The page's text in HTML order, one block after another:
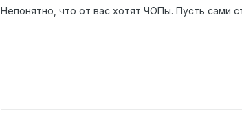
Непонятно, что от вас хотят ЧОПы. Пусть сами